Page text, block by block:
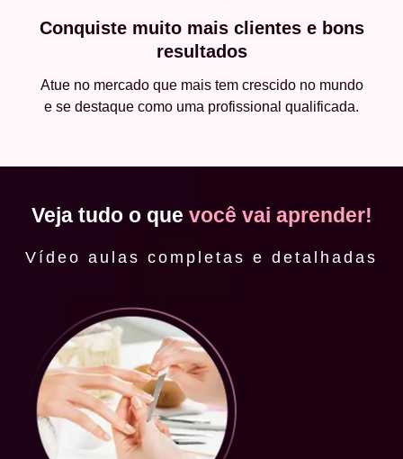
Conquiste muito mais clientes e bons
resultados
Atue no mercado que mais tem crescido no mundo
e se destaque como uma profissional qualificada.
Veja tudo o que você vai aprender!
Vídeo aulas completas e detalhadas